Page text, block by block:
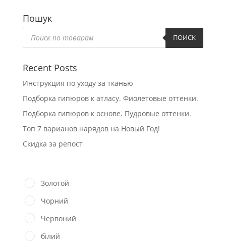
Пошук
Пошук
товарів ПОИСК
Recent Posts
Инструкция по уходу за тканью
Подборка гипюров к атласу. Фиолетовые оттенки.
Подборка гипюров к основе. Пудровые оттенки.
Топ 7 варианов нарядов на Новый Год!
Скидка за репост
Золотой
Чорний
Червоний
білий